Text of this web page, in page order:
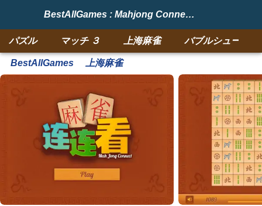
BestAllGames : Mahjong Connect HD
パズル マッチ ３ 上海麻雀 バブルシューター
BestAllGames 上海麻雀